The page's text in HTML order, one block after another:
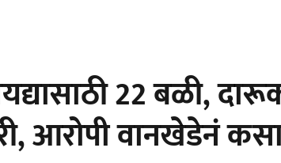
22 बळी,
आरोपी वानखेडेनं